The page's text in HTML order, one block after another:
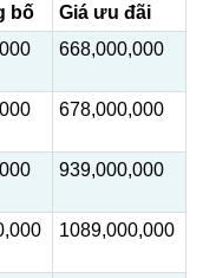
bố
Giá ưu đãi
668,000,000
678,000,000
939,000,000
1089,000,000